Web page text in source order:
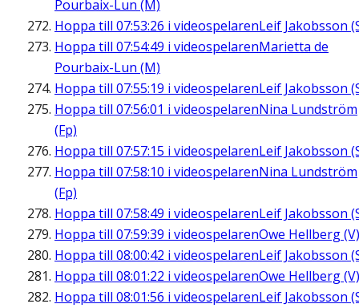
Pourbaix-Lun (M)
Hoppa till 07:53:26 i videospelarenLeif Jakobsson
Hoppa till 07:54:49 i videospelarenMarietta de
Pourbaix-Lun (M)
Hoppa till 07:55:19 i videospelarenLeif Jakobsson
Hoppa till 07:56:01 i videospelarenNina Lundström
(Fp)
Hoppa till 07:57:15 i videospelarenLeif Jakobsson
Hoppa till 07:58:10 i videospelarenNina Lundström
(Fp)
Hoppa till 07:58:49 i videospelarenLeif Jakobsson
Hoppa till 07:59:39 i videospelarenOwe Hellberg (V)
Hoppa till 08:00:42 i videospelarenLeif Jakobsson
Hoppa till 08:01:22 i videospelarenOwe Hellberg (V)
Hoppa till 08:01:56 i videospelarenLeif Jakobsson